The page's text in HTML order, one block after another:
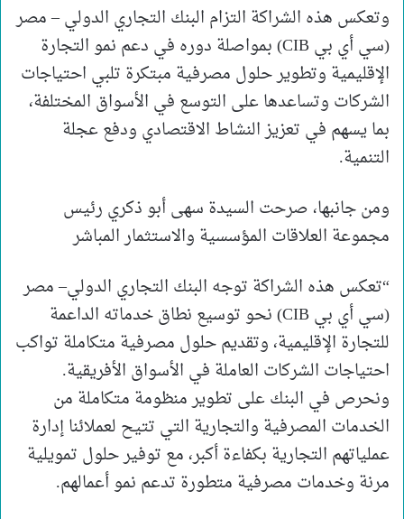
وتعكس هذه الشراكة التزام البنك التجاري الدولي – مصر
(سي أي بي CIB) بمواصلة دوره في دعم نمو التجارة
الإقليمية وتطوير حلول مصرفية مبتكرة تلبي احتياجات
الشركات وتساعدها على التوسع في الأسواق المختلفة،
بما يسهم في تعزيز النشاط الاقتصادي ودفع عجلة
التنمية.
ومن جانبها، صرحت السيدة سهى أبو ذكري رئيس
مجموعة العلاقات المؤسسية والاستثمار المباشر
“تعكس هذه الشراكة توجه البنك التجاري الدولي– مصر
(سي أي بي CIB) نحو توسيع نطاق خدماته الداعمة
للتجارة الإقليمية، وتقديم حلول مصرفية متكاملة تواكب
احتياجات الشركات العاملة في الأسواق الأفريقية.
ونحرص في البنك على تطوير منظومة متكاملة من
الخدمات المصرفية والتجارية التي تتيح لعملائنا إدارة
عملياتهم التجارية بكفاءة أكبر، مع توفير حلول تمويلية
مرنة وخدمات مصرفية متطورة تدعم نمو أعمالهم.